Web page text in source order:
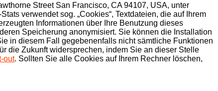
Street San Francisco, CA 94107, USA, unter
verwendet sog. „Cookies“, Textdateien, die auf Ihrem
Informationen über Ihre Benutzung dieses
Speicherung anonymisiert. Sie können die Installation
in diesem Fall gegebenenfalls nicht sämtliche Funktionen
die Zukunft widersprechen, indem Sie an dieser Stelle
out. Sollten Sie alle Cookies auf Ihrem Rechner löschen,